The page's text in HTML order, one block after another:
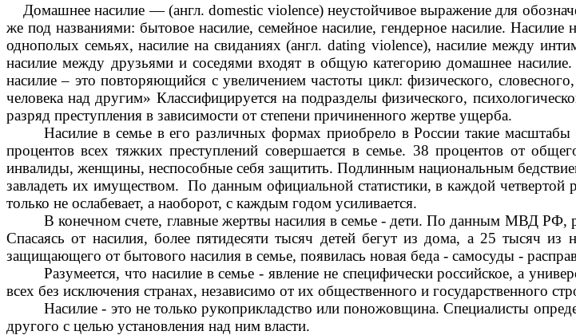
Домашнее насилие — (англ. domestic violence) неустойчивое выражение для
же под названиями: бытовое насилие, семейное насилие, гендерное насилие.
однополых семьях, насилие на свиданиях (англ. dating violence), насилие между
насилие между друзьями и соседями входят в общую категорию домашнее
насилие – это повторяющийся с увеличением частоты цикл: физического,
человека над другим» Классифицируется на подразделы физического,
разряд преступления в зависимости от степени причиненного жертве ущерба.
Насилие в семье в его различных формах приобрело в России такие
процентов всех тяжких преступлений совершается в семье. 38 процентов от
инвалиды, женщины, неспособные себя защитить. Подлинным национальным
завладеть их имуществом. По данным официальной статистики, в каждой четвертой
только не ослабевает, а наоборот, с каждым годом усиливается.
В конечном счете, главные жертвы насилия в семье - дети. По данным МВД РФ,
Спасаясь от насилия, более пятидесяти тысяч детей бегут из дома, а 25 тысяч
защищающего от бытового насилия в семье, появилась новая беда - самосуды -
Разумеется, что насилие в семье - явление не специфически российское, а
всех без исключения странах, независимо от их общественного и государственного
Насилие - это не только рукоприкладство или поножовщина. Специалисты
другого с целью